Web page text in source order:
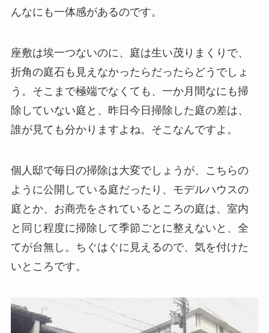
んなにも一体感があるのです。
座敷は埃一つないのに、庭は生い茂りまくりで、
折角の庭石も見えなかったらだったらどうでしょ
う。そこまで極端でなくても、一か月間なにも掃
除していない庭と、昨日今日掃除した庭の差は、
誰が見ても分かりますよね。そこなんですよ。
個人邸で毎日の掃除は大変でしょうが、こちらの
ように公開している庭だったり、モデルハウスの
庭とか、お商売をされているところの庭は、室内
と同じ程度に掃除して季節ごとに整えないと、全
てが台無し。ちぐはぐに見えるので、気を付けた
いところです。